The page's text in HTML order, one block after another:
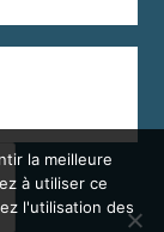
la meilleure
à utiliser ce
l'utilisation des